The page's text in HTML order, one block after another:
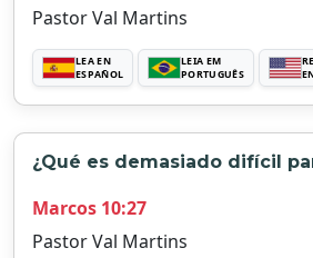
Pastor Val Martins
LEA EN
ESPAÑOL
LEIA EM
PORTUGUÊS
¿Qué es demasiado difícil
Marcos 10:27
Pastor Val Martins